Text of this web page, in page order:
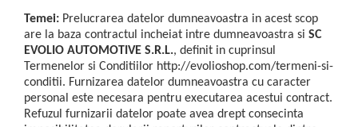
Temei: Prelucrarea datelor dumneavoastra in acest scop
are la baza contractul incheiat intre dumneavoastra si SC
EVOLIO AUTOMOTIVE S.R.L., definit in cuprinsul
Termenelor si Conditiilor http://evolioshop.com/termeni-si-
conditii. Furnizarea datelor dumneavoastra cu caracter
personal este necesara pentru executarea acestui contract.
Refuzul furnizarii datelor poate avea drept consecinta